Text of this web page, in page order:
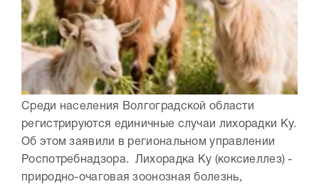
Среди населения Волгоградской области
регистрируются единичные случаи лихорадки Ку.
Об этом заявили в региональном управлении
Роспотребнадзора. Лихорадка Ку (коксиеллез) -
природно-очаговая зоонозная болезнь,